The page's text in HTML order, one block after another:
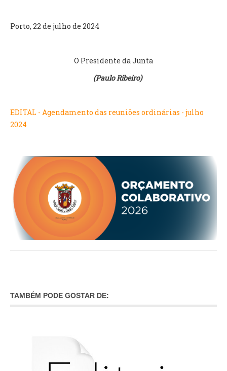
Porto, 22 de julho de 2024
O Presidente da Junta
(Paulo Ribeiro)
EDITAL - Agendamento das reuniões ordinárias - julho
2024
TAMBÉM PODE GOSTAR DE: